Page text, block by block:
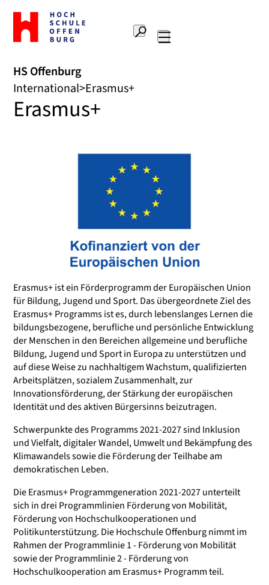
Zur
Startseite
Hochschule
Suche
HS Offenburg
International Erasmus+
Erasmus+
Erasmus+ ist ein Förderprogramm der Europäischen Union
für Bildung, Jugend und Sport. Das übergeordnete Ziel des
Erasmus+ Programms ist es, durch lebenslanges Lernen die
bildungsbezogene, berufliche und persönliche Entwicklung
der Menschen in den Bereichen allgemeine und berufliche
Bildung, Jugend und Sport in Europa zu unterstützen und
auf diese Weise zu nachhaltigem Wachstum, qualifizierten
Arbeitsplätzen, sozialem Zusammenhalt, zur
Innovationsförderung, der Stärkung der europäischen
Identität und des aktiven Bürgersinns beizutragen.
Schwerpunkte des Programms 2021-2027 sind Inklusion
und Vielfalt, digitaler Wandel, Umwelt und Bekämpfung des
Klimawandels sowie die Förderung der Teilhabe am
demokratischen Leben.
Die Erasmus+ Programmgeneration 2021-2027 unterteilt
sich in drei Programmlinien Förderung von Mobilität,
Förderung von Hochschulkooperationen und
Politikunterstützung. Die Hochschule Offenburg nimmt im
Rahmen der Programmlinie 1 - Förderung von Mobilität
sowie der Programmlinie 2 - Förderung von
Hochschulkooperation am Erasmus+ Programm teil.